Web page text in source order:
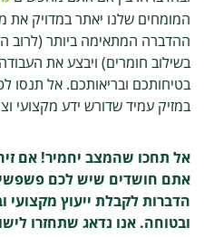
המומחים שלנו יאתר במדויק את
ההדברה המתאימה ביותר (לרוב
בשילוב חומרים) ויבצע את
בטיחותכם ובריאותכם. אל תנסו
במזיק עמיד שדורש ידע מקצועי
אל תחכו שהמצב יחמיר! אם
אתם חושדים שיש לכם
הדברות לקבלת ייעוץ
ובטוחה. אנו נדאג שתחזרו